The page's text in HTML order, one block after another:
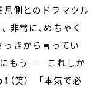
児側とのドラマツル
非常に、めちゃく
っきから言ってい
にもう──これしか
（笑） 「本気で必